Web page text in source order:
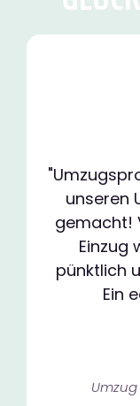
unseren
gemacht!
Einzug
pünktlich
Ein